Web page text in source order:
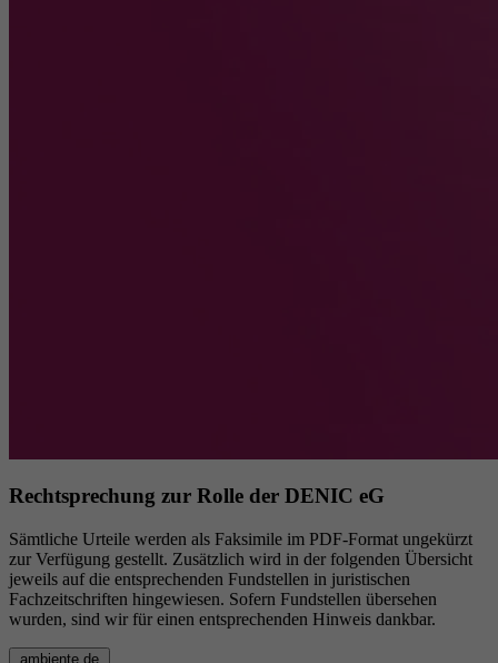
Rechtsprechung zur Rolle der DENIC eG
Sämtliche Urteile werden als Faksimile im PDF-Format ungekürzt
zur Verfügung gestellt. Zusätzlich wird in der folgenden Übersicht
jeweils auf die entsprechenden Fundstellen in juristischen
Fachzeitschriften hingewiesen. Sofern Fundstellen übersehen
wurden, sind wir für einen entsprechenden Hinweis dankbar.
ambiente.de